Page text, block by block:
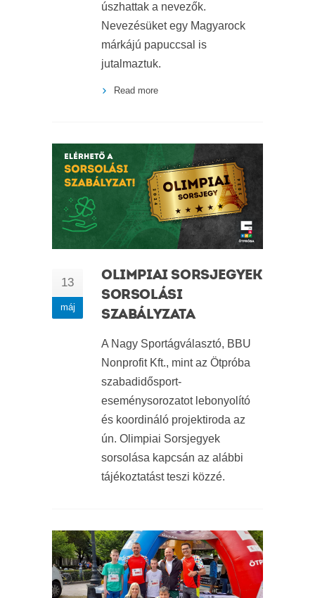
úszhattak a nevezők.
Nevezésüket egy Magyarock
márkájú papuccsal is
jutalmaztuk.
Read more
13
máj
OLIMPIAI SORSJEGYEK
SORSOLÁSI
SZABÁLYZATA
A Nagy Sportágválasztó, BBU
Nonprofit Kft., mint az Ötpróba
szabadidősport-
eseménysorozatot lebonyolító
és koordináló projektiroda az
ún. Olimpiai Sorsjegyek
sorsolása kapcsán az alábbi
tájékoztatást teszi közzé.